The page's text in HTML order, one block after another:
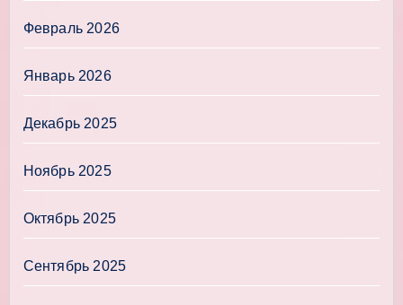
Февраль 2026
Январь 2026
Декабрь 2025
Ноябрь 2025
Октябрь 2025
Сентябрь 2025